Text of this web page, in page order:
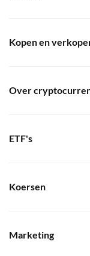
Kopen en
Over
ETF's
Koersen
Marketing